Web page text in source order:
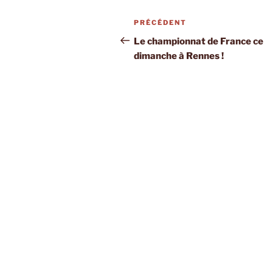
Navigation
de
l’article
Article
précédent
PRÉCÉDENT
Le championnat de France ce
dimanche à Rennes !